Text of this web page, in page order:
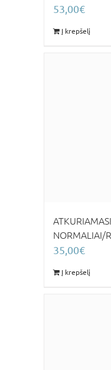
53,00€
Į krepšelį
NORMALIAI/
35,00€
Į krepšelį